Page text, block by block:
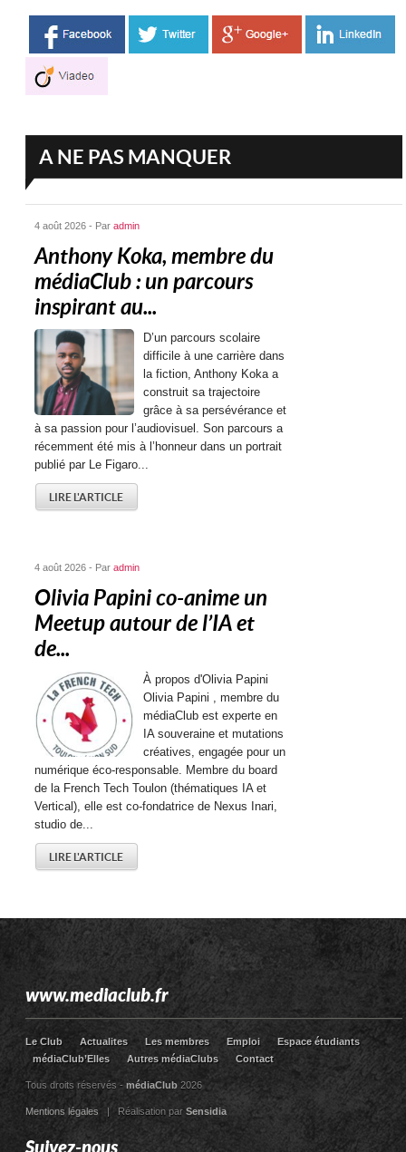
A NE PAS MANQUER
4 août 2026 - Paradmin
Anthony Koka, membre du
médiaClub : un parcours
inspirant au...
D’un parcours scolaire
difficile à une carrière dans
la fiction, Anthony Koka a
construit sa trajectoire
grâce à sa persévérance et
à sa passion pour l’audiovisuel. Son parcours a
récemment été mis à l’honneur dans un portrait
publié par Le Figaro...
LIRE L'ARTICLE
4 août 2026 - Paradmin
Olivia Papini co-anime un
Meetup autour de l’IA et
de...
À propos d'Olivia Papini
Olivia Papini , membre du
médiaClub est experte en
IA souveraine et mutations
créatives, engagée pour un
numérique éco-responsable. Membre du board
de la French Tech Toulon (thématiques IA et
Vertical), elle est co-fondatrice de Nexus Inari,
studio de...
LIRE L'ARTICLE
www.mediaclub.fr
Le Club Actualites Les membres Emploi
Espace étudiants
médiaClub’Elles
Autres médiaClubs Contact
Tous droits réservés -médiaClub 2026
Mentions légales| Réalisation parSensidia
Suivez-nous